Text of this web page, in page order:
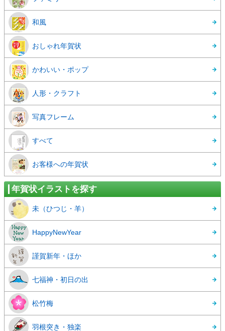
和風
おしゃれ年賀状
かわいい・ポップ
人形・クラフト
写真フレーム
すべて
お客様への年賀状
年賀状イラストを探す
未（ひつじ・羊）
HappyNewYear
謹賀新年・ほか
七福神・初日の出
松竹梅
羽根突き・独楽